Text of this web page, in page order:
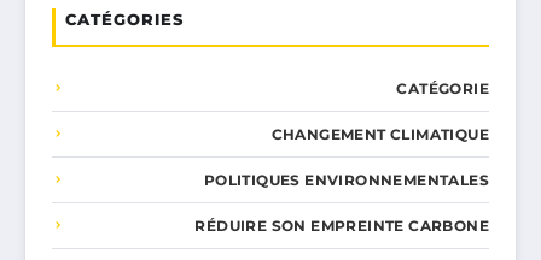
CATÉGORIES
CATÉGORIE
CHANGEMENT CLIMATIQUE
POLITIQUES ENVIRONNEMENTALES
RÉDUIRE SON EMPREINTE CARBONE